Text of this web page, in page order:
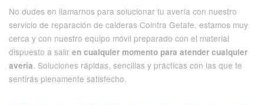
No dudes en llamarnos para solucionar tu avería con nuestro
servicio de reparación de calderas Cointra Getafe, estamos muy
cerca y con nuestro equipo móvil preparado con el material
dispuesto a salir en cualquier momento para atender cualquier
avería. Soluciones rápidas, sencillas y prácticas con las que te
sentirás plenamente satisfecho.